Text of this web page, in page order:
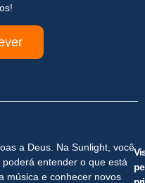
a Deus. Na Sunlight, você
entender o que está
música e conhecer novos